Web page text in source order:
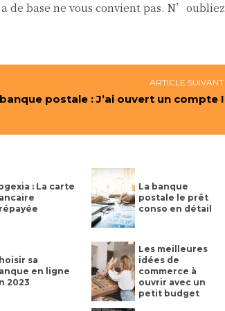
de base ne vous convient pas. N’oubliez
ARTICLE SUIVANT
postale : J’ai ouvert un compte !
: La carte
La banque
postale le prêt
conso en détail
sa
en ligne
2023
Les meilleures
idées de
commerce à
ouvrir avec un
petit budget